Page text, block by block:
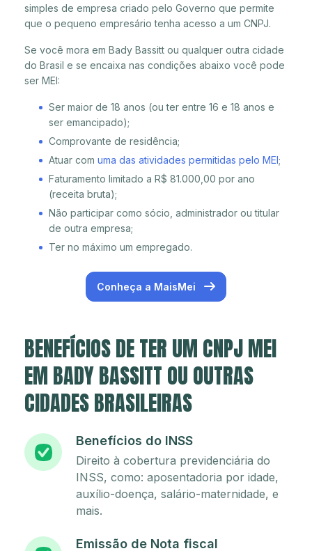
simples de empresa criado pelo Governo que permite
que o pequeno empresário tenha acesso a um CNPJ.
Se você mora em Bady Bassitt ou qualquer outra cidade
do Brasil e se encaixa nas condições abaixo você pode
ser MEI:
Ser maior de 18 anos (ou ter entre 16 e 18 anos e
ser emancipado);
Comprovante de residência;
Atuar com uma das atividades permitidas pelo MEI;
Faturamento limitado a R$ 81.000,00 por ano
(receita bruta);
Não participar como sócio, administrador ou titular
de outra empresa;
Ter no máximo um empregado.
Conheça a MaisMei
BENEFÍCIOS DE TER UM CNPJ MEI
EM BADY BASSITT OU OUTRAS
CIDADES BRASILEIRAS
Benefícios do INSS
Direito à cobertura previdenciária do
INSS, como: aposentadoria por idade,
auxílio-doença, salário-maternidade, e
mais.
Emissão de Nota fiscal